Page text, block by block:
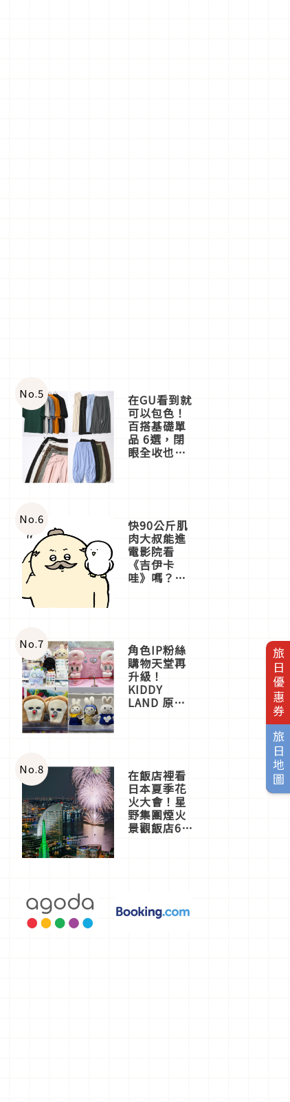
旅日優惠券
旅日地圖
No.5 在GU看到就
可以包色！
百搭基礎單
品 6選，閉
眼全收也不
No.6 快90公斤肌
肉大叔能進
電影院看
《吉伊卡
哇》嗎？日
一同給出了
答案
No.7 角色IP粉絲
購物天堂再
升級！
KIDDY
LAND 原宿
店3分即達
No.8 在飯店裡看
日本夏季花
火大會！星
野集團煙火
景觀飯店6